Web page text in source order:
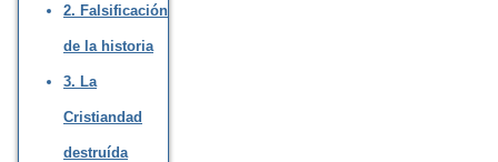
2. Falsificación
de la historia
3. La
Cristiandad
destruída